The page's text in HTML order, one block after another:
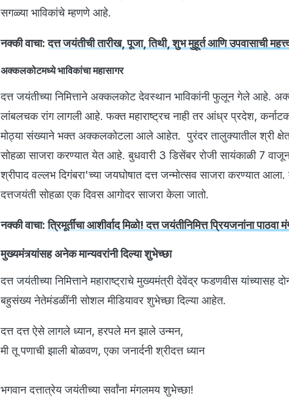
सगळ्या भाविकांचे म्हणणे आहे.
नक्की वाचा:दत्त जयंतीची तारीख, पूजा, तिथी, शुभ मुहूर्त आणि उपवासाची
अक्कलकोटमध्ये भाविकांचा महासागर
दत्त जयंतीच्या निमित्ताने अक्कलकोट देवस्थान भाविकांनी फुलून गेले आहे.
लांबलचक रांग लागली आहे. फक्त महाराष्ट्रच नाही तर आंध्र प्रदेश,
मोठ्या संख्याने भक्त अक्कलकोटला आले आहेत. पुरंदर तालुक्यातील श्री
सोहळा साजरा करण्यात येत आहे. बुधवारी 3 डिसेंबर रोजी सायंकाळी 7 वाजून
श्रीपाद वल्लभ दिगंबरा'च्या जयघोषात दत्त जन्मोत्सव साजरा करण्यात आला.
दत्तजयंती सोहळा एक दिवस आगोदर साजरा केला जातो.
नक्की वाचा:त्रिमूर्तींचा आशीर्वाद मिळो! दत्त जयंतीनिमित्त प्रियजनांना
मुख्यमंत्र्यांसह अनेक मान्यवरांनी दिल्या शुभेच्छा
दत्त जयंतीच्या निमित्ताने महाराष्ट्राचे मुख्यमंत्री देवेंद्र फडणवीस यांच्यासह
बहुसंख्य नेतेमंडळींनी सोशल मीडियावर शुभेच्छा दिल्या आहेत.
दत्त दत्त ऐसे लागले ध्यान, हरपले मन झाले उन्मन,
मी तू पणाची झाली बोळवण, एका जनार्दनी श्रीदत्त ध्यान
भगवान दत्तात्रेय जयंतीच्या सर्वांना मंगलमय शुभेच्छा!